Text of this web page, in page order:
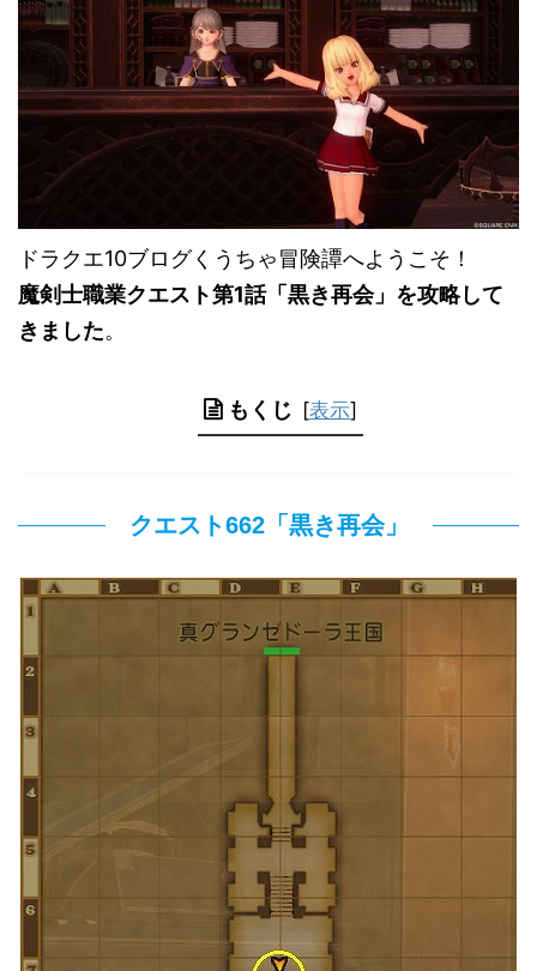
ドラクエ10ブログくうちゃ冒険譚へようこそ！
魔剣士職業クエスト第1話「黒き再会」を攻略して
きました。
もくじ [表示]
クエスト662「黒き再会」